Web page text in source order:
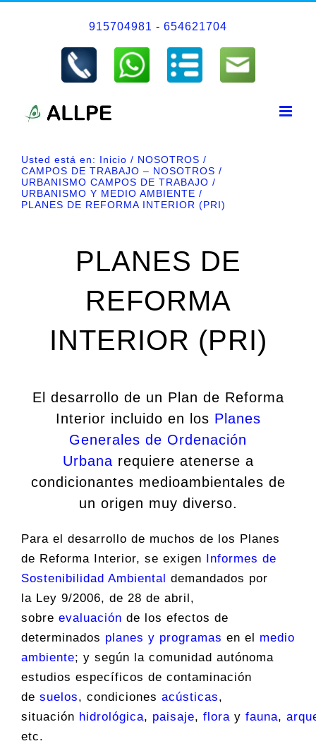
915704981 - 654621704
Usted está en: Inicio
NOSOTROS
CAMPOS DE TRABAJO – NOSOTROS
URBANISMO CAMPOS DE TRABAJO
URBANISMO Y MEDIO AMBIENTE
PLANES DE REFORMA INTERIOR (PRI)
PLANES DE
REFORMA
INTERIOR (PRI)
El desarrollo de un Plan de Reforma
Interior incluido en los Planes
Generales de Ordenación
Urbana requiere atenerse a
condicionantes medioambientales de
un origen muy diverso.
Para el desarrollo de muchos de los Planes
de Reforma Interior, se exigen
Informes de
Sostenibilidad Ambiental demandados por
la Ley 9/2006, de 28 de abril,
sobre evaluación de los efectos de
determinados planes y programas en el medio
ambiente; y según la comunidad autónoma
estudios específicos de contaminación
de suelos, condiciones acústicas,
situación hidrológica, paisaje, floray fauna,
etc.